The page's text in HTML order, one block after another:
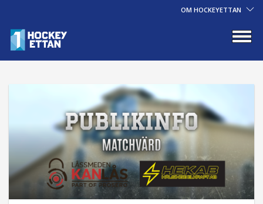
OM HOCKEYETTAN